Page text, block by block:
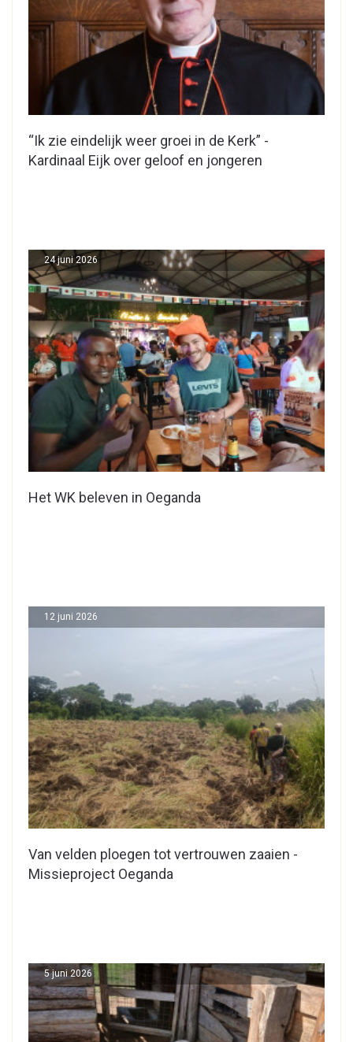
“Ik zie eindelijk weer groei in de Kerk” -
Kardinaal Eijk over geloof en jongeren
Het WK beleven in Oeganda
24 juni 2026
Van velden ploegen tot vertrouwen zaaien -
Missieproject Oeganda
12 juni 2026
5 juni 2026